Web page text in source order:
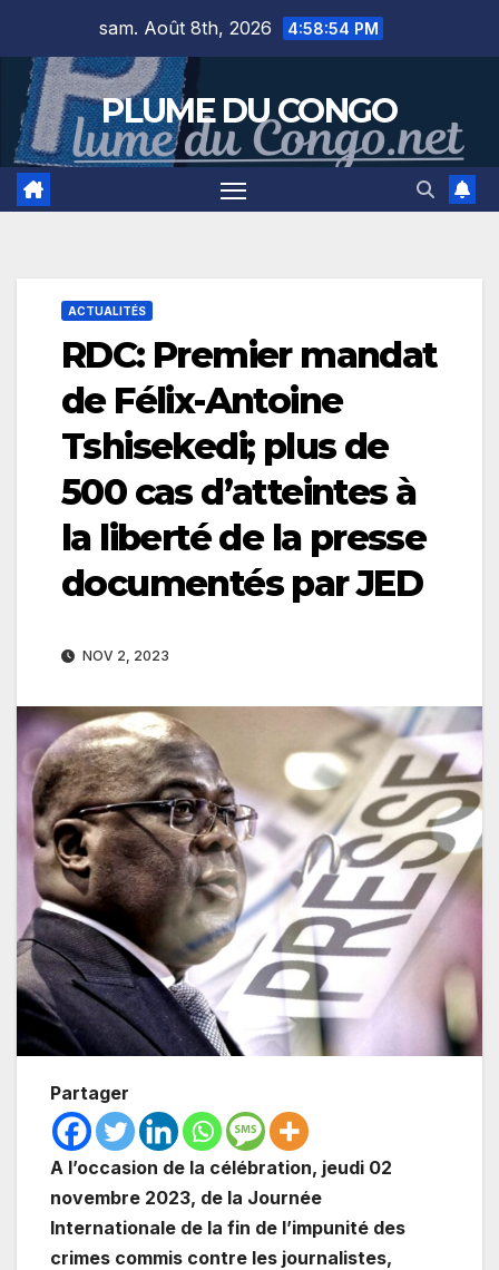
content
sam. Août 8th, 2026 4:58:55 PM
PLUME DU CONGO
ACTUALITÉS
RDC: Premier mandat
de Félix-Antoine
Tshisekedi; plus de
500 cas d’atteintes à
la liberté de la presse
documentés par JED
NOV 2, 2023
Partager
A l’occasion de la célébration, jeudi 02
novembre 2023, de la Journée
Internationale de la fin de l’impunité des
crimes commis contre les journalistes,